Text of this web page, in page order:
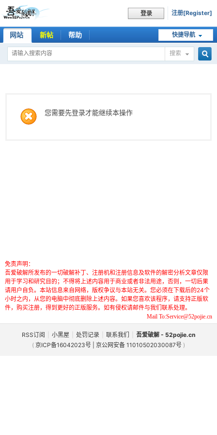
登录 注册[Register]
快捷导航
网站 新帖 帮助
搜索
您需要先登录才能继续本操作
免责声明：
吾爱破解所发布的一切破解补丁、注册机和注册信息及软件的解密分析文章仅限
用于学习和研究目的；不得将上述内容用于商业或者非法用途，否则，一切后果
请用户自负。本站信息来自网络，版权争议与本站无关。您必须在下载后的24个
小时之内，从您的电脑中彻底删除上述内容。如果您喜欢该程序，请支持正版软
件，购买注册，得到更好的正版服务。如有侵权请邮件与我们联系处理。
Mail To:Service@52pojie.cn
RSS订阅 小黑屋 处罚记录 联系我们
吾爱破解 - 52pojie.cn
( 京ICP备16042023号 | 京公网安备 11010502030087号 )